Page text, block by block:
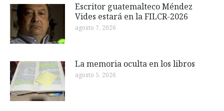
Escritor guatemalteco Méndez
Vides estará en la FILCR-2026
agosto 7, 2026
La memoria oculta en los libros
agosto 5, 2026